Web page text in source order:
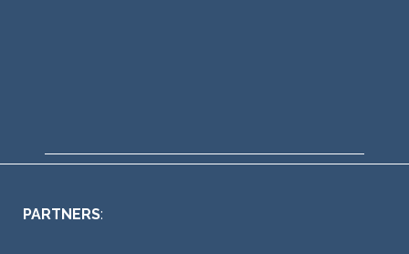
PARTNERS: